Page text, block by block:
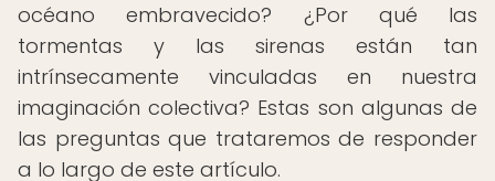
océano embravecido? ¿Por qué las
tormentas y las sirenas están tan
intrínsecamente vinculadas en nuestra
imaginación colectiva? Estas son algunas de
las preguntas que trataremos de responder
a lo largo de este artículo.